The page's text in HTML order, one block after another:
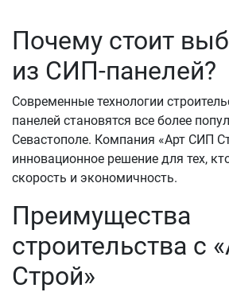
Почему стоит
из СИП-панелей?
Современные технологии
панелей становятся все более
Севастополе. Компания «Арт СИП
инновационное решение для тех,
скорость и экономичность.
Преимущества
строительства с
Строй»